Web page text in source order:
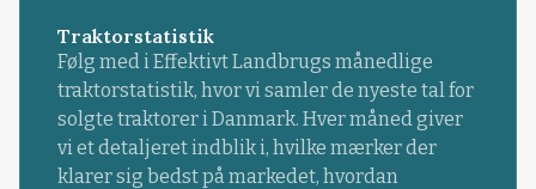
Traktorstatistik
Følg med i Effektivt Landbrugs månedlige
traktorstatistik, hvor vi samler de nyeste tal for
solgte traktorer i Danmark. Hver måned giver
vi et detaljeret indblik i, hvilke mærker der
klarer sig bedst på markedet, hvordan